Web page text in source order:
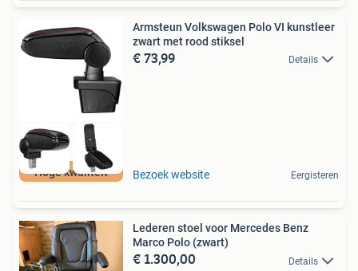
Hoge kwaliteit
Armsteun Volkswagen Polo VI kunstleer
zwart met rood stiksel
€ 73,99 Details
Bezoek website Eergisteren
Lederen stoel voor Mercedes Benz
Marco Polo (zwart)
€ 1.300,00 Details